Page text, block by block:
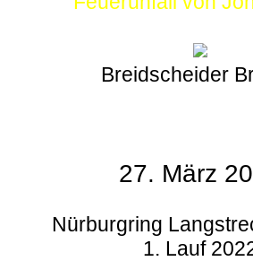
Breidscheider
27. März
Nürburgring
1. Lauf